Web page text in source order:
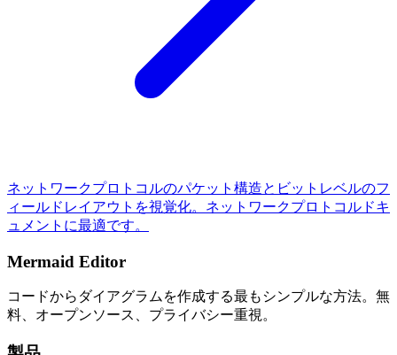
ネットワークプロトコルのパケット構造とビットレベルのフ
ィールドレイアウトを視覚化。ネットワークプロトコルドキ
ュメントに最適です。
Mermaid Editor
コードからダイアグラムを作成する最もシンプルな方法。無
料、オープンソース、プライバシー重視。